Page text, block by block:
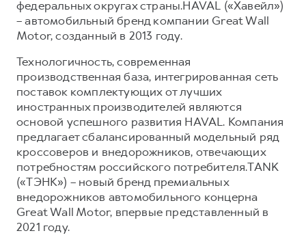
федеральных округах страны.HAVAL («Хавейл»)
– автомобильный бренд компании Great Wall
Motor, созданный в 2013 году.
Технологичность, современная
производственная база, интегрированная сеть
поставок комплектующих от лучших
иностранных производителей являются
основой успешного развития HAVAL. Компания
предлагает сбалансированный модельный ряд
кроссоверов и внедорожников, отвечающих
потребностям российского потребителя.TANK
(«ТЭНК») – новый бренд премиальных
внедорожников автомобильного концерна
Great Wall Motor, впервые представленный в
2021 году.